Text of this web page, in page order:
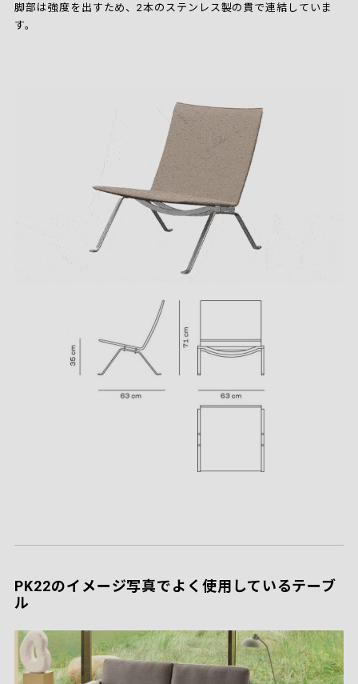
脚部は強度を出すため、2本のステンレス製の貫で連結していま
す。
PK22のイメージ写真でよく使用しているテーブ
ル